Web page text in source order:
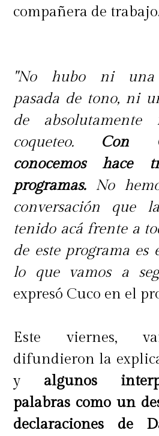
compañera de
"No hubo ni una
pasada de tono, ni
de
coqueteo. Con
conocemos hace
programas.No
conversación que
tenido acá frente a
de este programa es
lo que vamos a
expresó Cuco en el
Este viernes,
difundieron la
yalgunos
palabras como un
declaraciones de